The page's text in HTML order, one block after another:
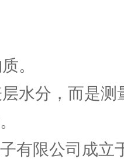
。
水分，而是测
子有限公司成